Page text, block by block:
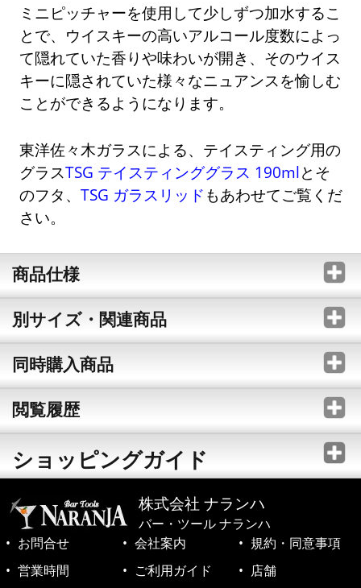
ミニピッチャーを使用して少しずつ加水するこ
とで、ウイスキーの高いアルコール度数によっ
て隠れていた香りや味わいが開き、そのウイス
キーに隠されていた様々なニュアンスを愉しむ
ことができるようになります。
東洋佐々木ガラスによる、テイスティング用の
グラスTSG テイスティンググラス 190mlとそ
のフタ、TSG ガラスリッド もあわせてご覧くだ
さい。
商品仕様
別サイズ・関連商品
同時購入商品
閲覧履歴
ショッピングガイド
株式会社 ナランハ
バー・ツール ナランハ
お問合せ
会社案内
規約・同意事項
営業時間
ご利用ガイド 店舗